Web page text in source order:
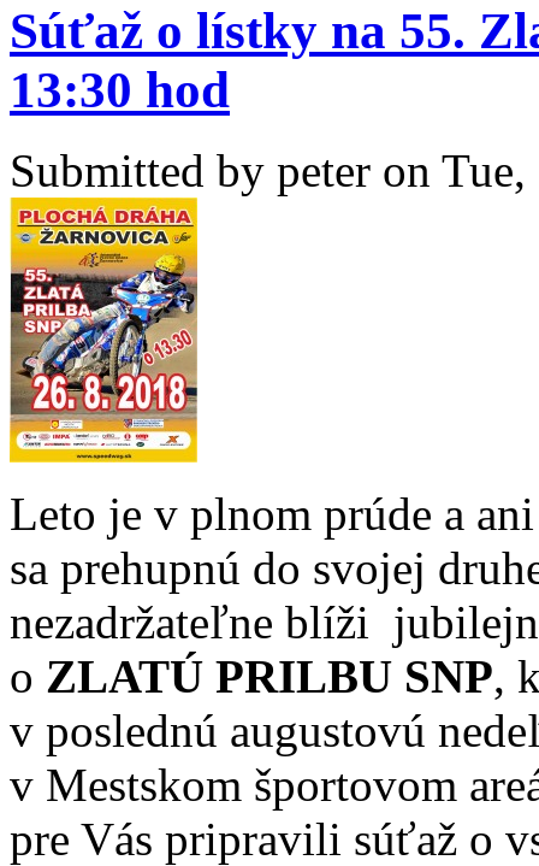
Súťaž o lístky na 55.
13:30 hod
Submitted by peter on
Leto je v plnom prúde a
sa prehupnú do svojej
nezadržateľne blíži
o ZLATÚ PRILBU SNP,
v poslednú augustovú
v Mestskom športovom
pre Vás pripravili súťaž o